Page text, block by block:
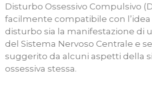
Disturbo Ossessivo Compulsivo
facilmente compatibile con
disturbo sia la manifestazione di
del Sistema Nervoso Centrale e
suggerito da alcuni aspetti della
ossessiva stessa.